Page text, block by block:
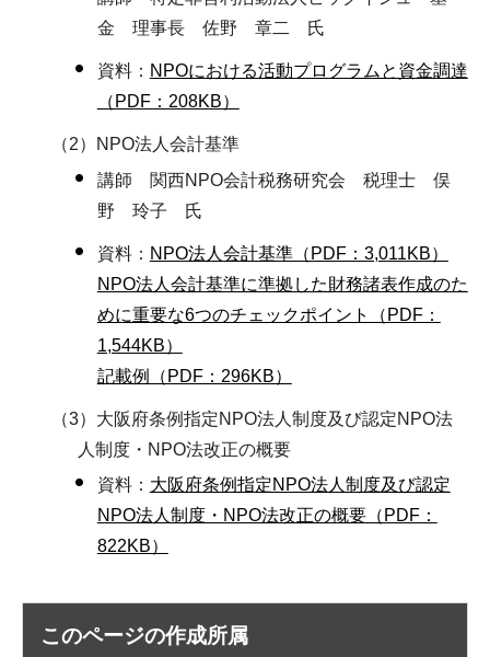
金 理事長 佐野 章二 氏
資料： NPOにおける活動プログラムと資金調達
（PDF：208KB）
（2）NPO法人会計基準
講師 関西NPO会計税務研究会 税理士 俣
野 玲子 氏
資料： NPO法人会計基準（PDF：3,011KB）
NPO法人会計基準に準拠した財務諸表作成のた
めに重要な6つのチェックポイント（PDF：
1,544KB）
記載例（PDF：296KB）
（3）大阪府条例指定NPO法人制度及び認定NPO法
人制度・NPO法改正の概要
資料： 大阪府条例指定NPO法人制度及び認定
NPO法人制度・NPO法改正の概要（PDF：
822KB）
このページの作成所属